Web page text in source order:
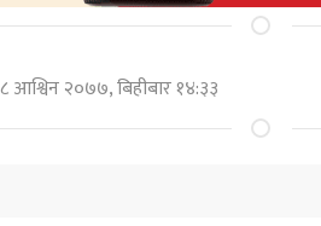
८ आश्विन २०७७, बिहीबार १४:३३